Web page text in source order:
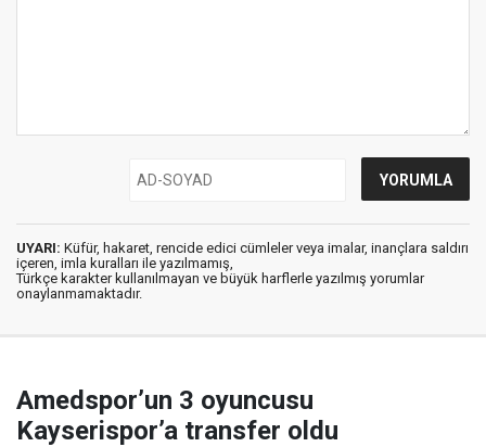
UYARI: Küfür, hakaret, rencide edici cümleler veya imalar, inançlara saldırı
içeren, imla kuralları ile yazılmamış,
Türkçe karakter kullanılmayan ve büyük harflerle yazılmış yorumlar
onaylanmamaktadır.
Amedspor’un 3 oyuncusu
Kayserispor’a transfer oldu